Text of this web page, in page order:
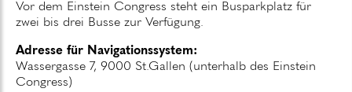
Vor dem Einstein Congress steht ein Busparkplatz für
zwei bis drei Busse zur Verfügung.
Adresse für Navigationssystem:
Wassergasse 7, 9000 St.Gallen (unterhalb des Einstein
Congress)